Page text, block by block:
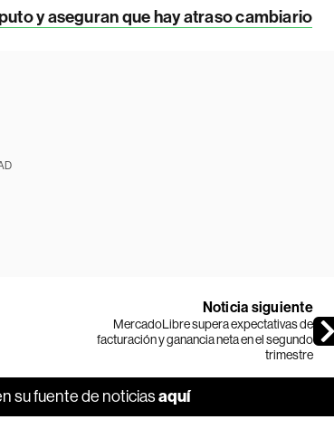
y aseguran que hay atraso cambiario
Noticia siguiente
MercadoLibre supera expectativas de
facturación y ganancia neta en el segundo
trimestre
su fuente de noticiasaquí